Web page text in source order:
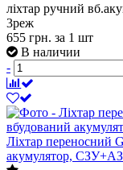
ліхтар ручний
3реж
655 грн. за 1 шт
В наличии
-
Ліхтар переносний
акумулятор,